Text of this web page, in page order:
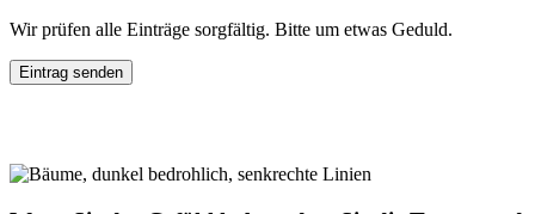
Wir prüfen alle Einträge sorgfältig. Bitte um etwas Geduld.